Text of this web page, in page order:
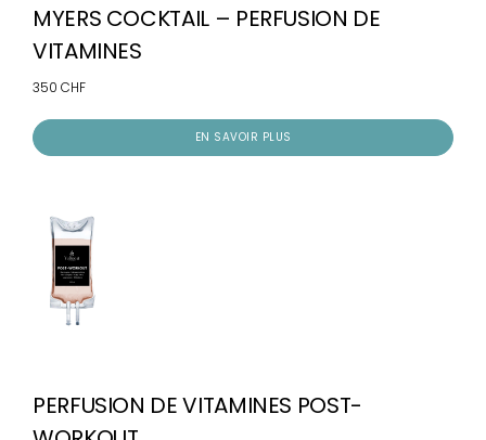
MYERS COCKTAIL – PERFUSION DE
VITAMINES
350 CHF
EN SAVOIR PLUS
PERFUSION DE VITAMINES POST-